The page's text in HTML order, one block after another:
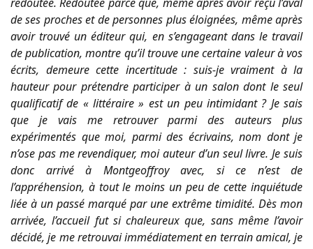
de ses proches et de personnes plus éloignées, même après
avoir trouvé un éditeur qui, en s’engageant dans le travail
de publication, montre qu’il trouve une certaine valeur à vos
écrits, demeure cette incertitude : suis-je vraiment à la
hauteur pour prétendre participer à un salon dont le seul
qualificatif de « littéraire » est un peu intimidant ? Je sais
que je vais me retrouver parmi des auteurs plus
expérimentés que moi, parmi des écrivains, nom dont je
n’ose pas me revendiquer, moi auteur d’un seul livre. Je suis
donc arrivé à Montgeoffroy avec, si ce n’est de
l’appréhension, à tout le moins un peu de cette inquiétude
liée à un passé marqué par une extrême timidité. Dès mon
arrivée, l’accueil fut si chaleureux que, sans même l’avoir
décidé, je me retrouvai immédiatement en terrain amical, je